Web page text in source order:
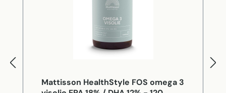
Mattisson HealthStyle FOS omega 3